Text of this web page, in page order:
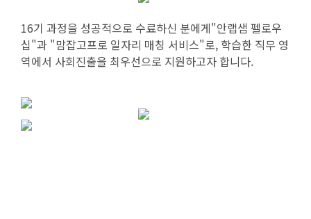
16기 과정을 성공적으로 수료하신 분에게"안랩샘 펠로우
십"과 "맘잡고프로 일자리 매칭 서비스"로, 학습한 직무 영
역에서 사회진출을 최우선으로 지원하고자 합니다.